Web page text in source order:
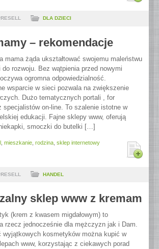
DLA DZIECI
– rekomendacje
mama żąda ukształtować swojemu maleństwu
do rozwoju. Bez wątpienia przed nowymi
ogromna odpowiedzialność.
wsparcie w sieci pozwala na zwiększenie
Dużo tematycznych portali , for
specjalistów on-line. To szalenie istotne w
edukacji. Fajne sklepy www, oferują
smoczki do butelki […]
mieszkanie rodzina sklep internetowy
HANDEL
sklep www z kremam
(krem z kwasem migdałowym) to
rzecz jednocześnie dla mężczyzn jak i Dam.
wyjątkowych kosmetyków można kupić w
www, korzystając z ciekawych porad